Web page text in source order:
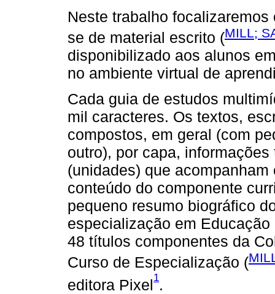
Neste trabalho
se de material escrito (MILL;
disponibilizado aos alunos
no ambiente virtual de
Cada guia de estudos
mil caracteres. Os textos,
compostos, em geral (com
outro), por capa,
(unidades) que
conteúdo do componente
pequeno resumo biográfico
especialização em
48 títulos componentes da
Curso de Especialização (
editora Pixel1.